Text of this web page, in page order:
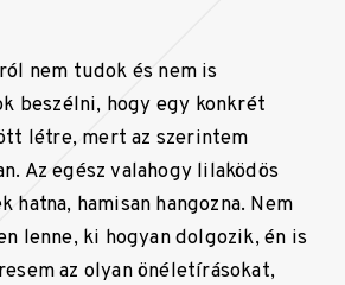
nem tudok és nem is
beszélni, hogy egy konkrét
létre, mert az szerintem
Az egész valahogy lilaködös
hatna, hamisan hangozna. Nem
lenne, ki hogyan dolgozik, én is
az olyan önéletírásokat,